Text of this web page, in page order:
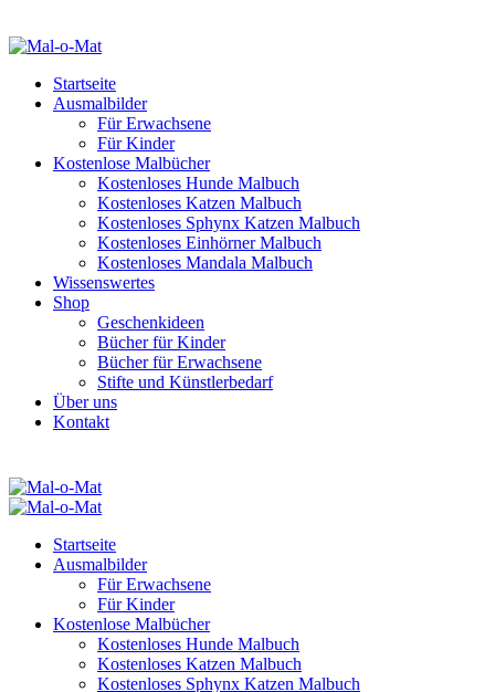
Startseite
Ausmalbilder
Für Erwachsene
Für Kinder
Kostenlose Malbücher
Kostenloses Hunde Malbuch
Kostenloses Katzen Malbuch
Kostenloses Sphynx Katzen Malbuch
Kostenloses Einhörner Malbuch
Kostenloses Mandala Malbuch
Wissenswertes
Shop
Geschenkideen
Bücher für Kinder
Bücher für Erwachsene
Stifte und Künstlerbedarf
Über uns
Kontakt
Startseite
Ausmalbilder
Für Erwachsene
Für Kinder
Kostenlose Malbücher
Kostenloses Hunde Malbuch
Kostenloses Katzen Malbuch
Kostenloses Sphynx Katzen Malbuch